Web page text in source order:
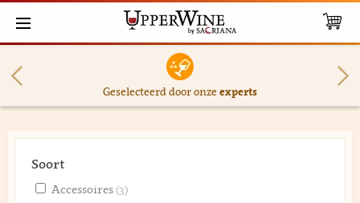
Geselecteerd door onzeexperts
Soort
Accessoires(3)